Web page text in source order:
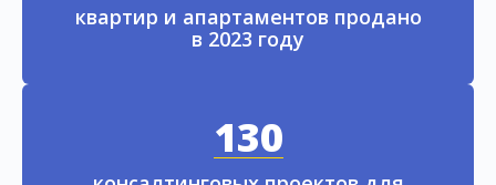
квартир и апартаментов продано
в 2023 году
130